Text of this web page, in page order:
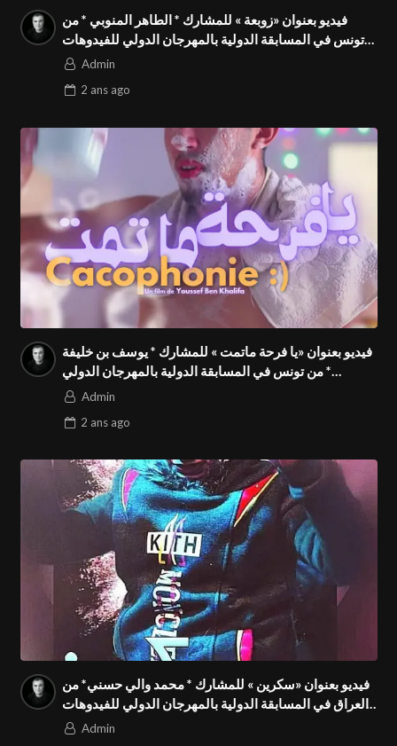
فيديو بعنوان «زوبعة » للمشارك * الطاهر المنوبي * من
تونس في المسابقة الدولية بالمهرجان الدولي للفيدوهات
التوعوية Season 4 FIVSAdmin
2 ans ago
فيديو بعنوان «يا فرحة ماتمت » للمشارك * يوسف بن خليفة
* من تونس في المسابقة الدولية بالمهرجان الدولي
Admin
2 ans ago
فيديو بعنوان «سكرين » للمشارك * محمد والي حسني* من
العراق في المسابقة الدولية بالمهرجان الدولي للفيدوهات
التوعوية Season 4 FIVSAdmin